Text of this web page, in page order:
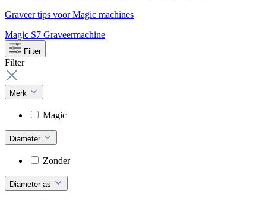
Graveer tips voor Magic machines
Magic S7 Graveermachine
Filter
Filter
Merk
Magic
Diameter
Zonder
Diameter as